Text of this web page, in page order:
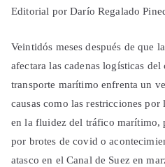
Editorial por Darío Regalado
Veintidós meses después de que
afectara las cadenas logísticas
transporte marítimo enfrenta un
causas como las restricciones
en la fluidez del tráfico marítimo,
por brotes de covid o
atasco en el Canal de Suez en